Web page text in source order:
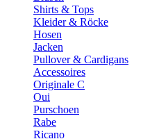
Shirts & Tops
Kleider & Röcke
Hosen
Jacken
Pullover & Cardigans
Accessoires
Originale C
Oui
Purschoen
Rabe
Ricano